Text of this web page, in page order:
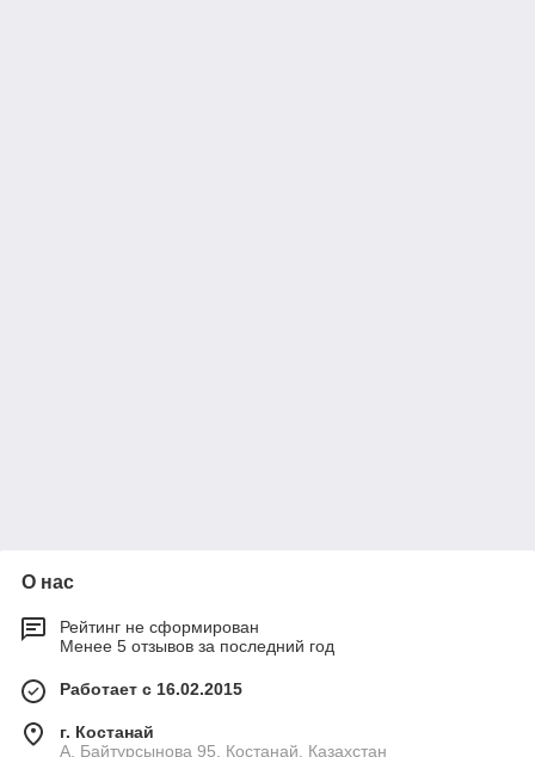
О нас
Рейтинг не сформирован
Менее 5 отзывов за последний год
Работает с 16.02.2015
г. Костанай
А. Байтурсынова 95, Костанай, Казахстан